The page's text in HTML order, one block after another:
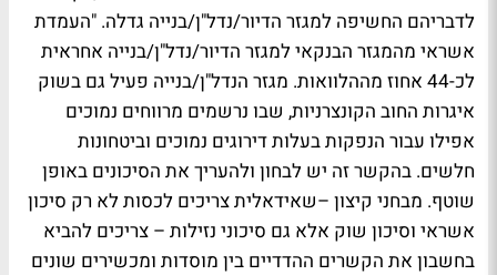
לדבריהם החשיפה למגזר הדיור/נדל"ן/בנייה גדלה. "העמדת
אשראי מהמגזר הבנקאי למגזר הדיור/נדל"ן/בנייה אחראית
לכ-44 אחוז מההלוואות. מגזר הנדל"ן/בנייה פעיל גם בשוק
איגרות החוב הקונצרניות, שבו נרשמים מרווחים נמוכים
אפילו עבור הנפקות בעלות דירוגים נמוכים וביטחונות
חלשים. בהקשר זה יש לבחון ולהעריך את הסיכונים באופן
שוטף. מבחני קיצון –שאידאלית צריכים לכסות לא רק סיכון
אשראי וסיכון שוק אלא גם סיכוני נזילות – צריכים להביא
בחשבון את הקשרים ההדדיים בין מוסדות ומכשירים שונים